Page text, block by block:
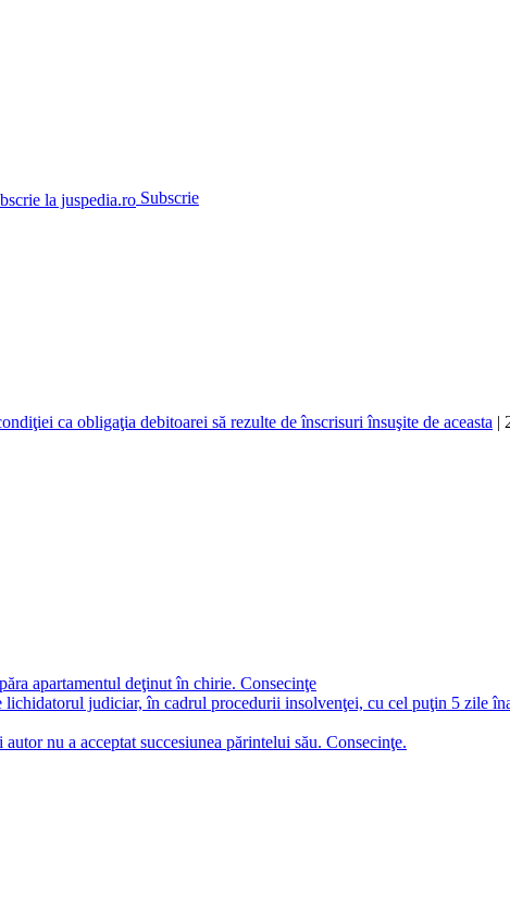
Subscrie
ca obligaţia debitoarei să rezulte de înscrisuri însuşite de aceasta |
apartamentul deţinut în chirie. Consecinţe
judiciar, în cadrul procedurii insolvenţei, cu cel puţin 5 zile
nu a acceptat succesiunea părintelui său. Consecinţe.